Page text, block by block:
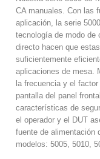
CA manuales. Con las
aplicación, la serie
tecnología de modo de
directo hacen que
suficientemente
aplicaciones de mesa.
la frecuencia y el
pantalla del panel
características de
el operador y el DUT
fuente de alimentación
modelos: 5005, 5010,